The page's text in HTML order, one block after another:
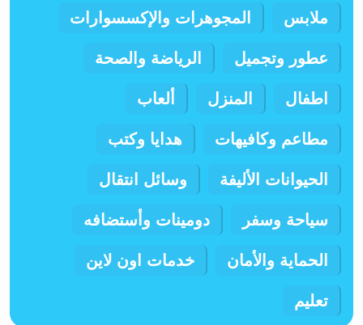
ملابس المجوهرات والإكسسوارات
عطور وتجميل الرياضة والصحة
اطفال المنزل ألعاب
مطاعم وكافيهات هدايا وكتب
الحيوانات الأليفة وسائل انتقال
سياحة وسفر دومينات وأستضافه
الحماية والأمان خدمات اون لاين
تعليم